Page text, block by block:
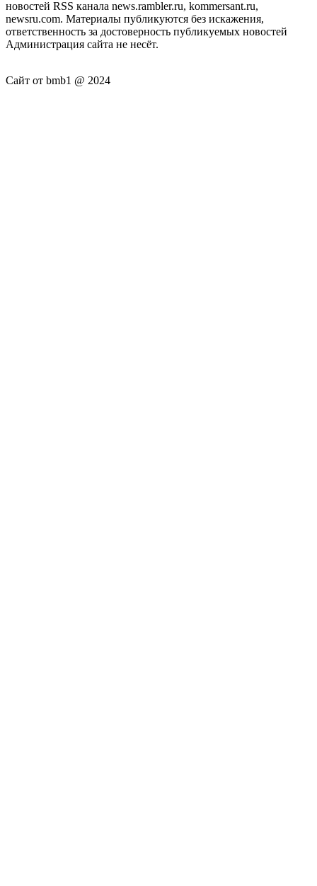
новостей RSS канала news.rambler.ru, kommersant.ru,
newsru.com. Материалы публикуются без искажения,
ответственность за достоверность публикуемых новостей
Администрация сайта не несёт.
Сайт от bmb1 @ 2024